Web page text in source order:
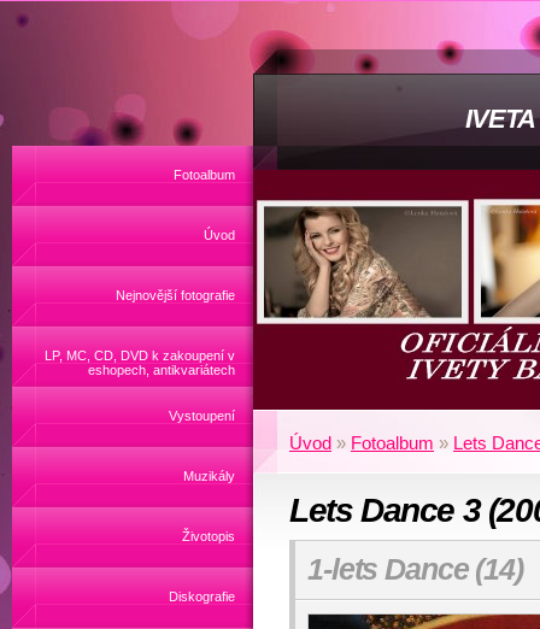
Fotoalbum
Úvod
Nejnovější fotografie
LP, MC, CD, DVD k zakoupení v
eshopech, antikvariátech
Vystoupení
Muzikály
Životopis
Diskografie
Úvod » Fotoalbum » Lets
Lets Dance 3
1-lets Dance (14)